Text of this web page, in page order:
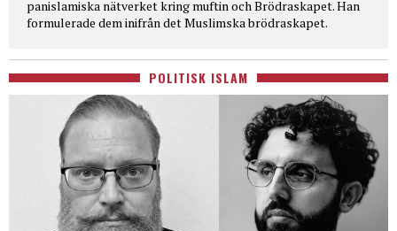
panislamiska nätverket kring muftin och Brödraskapet. Han
formulerade dem inifrån det Muslimska brödraskapet.
POLITISK ISLAM